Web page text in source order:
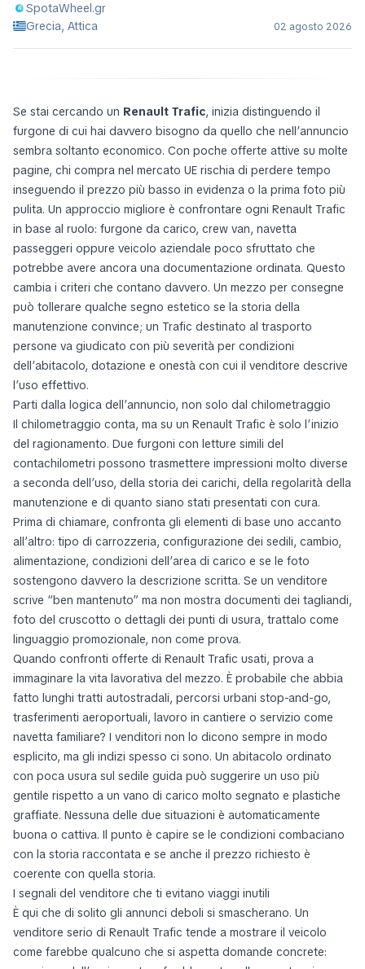
SpotaWheel.gr
Grecia, Attica
02 agosto 2026
Se stai cercando un Renault Trafic, inizia distinguendo il
furgone di cui hai davvero bisogno da quello che nell’annuncio
sembra soltanto economico. Con poche offerte attive su molte
pagine, chi compra nel mercato UE rischia di perdere tempo
inseguendo il prezzo più basso in evidenza o la prima foto più
pulita. Un approccio migliore è confrontare ogni Renault Trafic
in base al ruolo: furgone da carico, crew van, navetta
passeggeri oppure veicolo aziendale poco sfruttato che
potrebbe avere ancora una documentazione ordinata. Questo
cambia i criteri che contano davvero. Un mezzo per consegne
può tollerare qualche segno estetico se la storia della
manutenzione convince; un Trafic destinato al trasporto
persone va giudicato con più severità per condizioni
dell’abitacolo, dotazione e onestà con cui il venditore descrive
l’uso effettivo.
Parti dalla logica dell’annuncio, non solo dal chilometraggio
Il chilometraggio conta, ma su un Renault Trafic è solo l’inizio
del ragionamento. Due furgoni con letture simili del
contachilometri possono trasmettere impressioni molto diverse
a seconda dell’uso, della storia dei carichi, della regolarità della
manutenzione e di quanto siano stati presentati con cura.
Prima di chiamare, confronta gli elementi di base uno accanto
all’altro: tipo di carrozzeria, configurazione dei sedili, cambio,
alimentazione, condizioni dell’area di carico e se le foto
sostengono davvero la descrizione scritta. Se un venditore
scrive “ben mantenuto” ma non mostra documenti dei tagliandi,
foto del cruscotto o dettagli dei punti di usura, trattalo come
linguaggio promozionale, non come prova.
Quando confronti offerte di Renault Trafic usati, prova a
immaginare la vita lavorativa del mezzo. È probabile che abbia
fatto lunghi tratti autostradali, percorsi urbani stop-and-go,
trasferimenti aeroportuali, lavoro in cantiere o servizio come
navetta familiare? I venditori non lo dicono sempre in modo
esplicito, ma gli indizi spesso ci sono. Un abitacolo ordinato
con poca usura sul sedile guida può suggerire un uso più
gentile rispetto a un vano di carico molto segnato e plastiche
graffiate. Nessuna delle due situazioni è automaticamente
buona o cattiva. Il punto è capire se le condizioni combaciano
con la storia raccontata e se anche il prezzo richiesto è
coerente con quella storia.
I segnali del venditore che ti evitano viaggi inutili
È qui che di solito gli annunci deboli si smascherano. Un
venditore serio di Renault Trafic tende a mostrare il veicolo
come farebbe qualcuno che si aspetta domande concrete: